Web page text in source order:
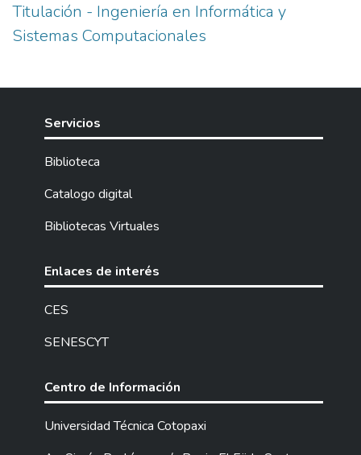
Titulación - Ingeniería en Informática y
Sistemas Computacionales
Servicios
Biblioteca
Catalogo digital
Bibliotecas Virtuales
Enlaces de interés
CES
SENESCYT
Centro de Información
Universidad Técnica Cotopaxi